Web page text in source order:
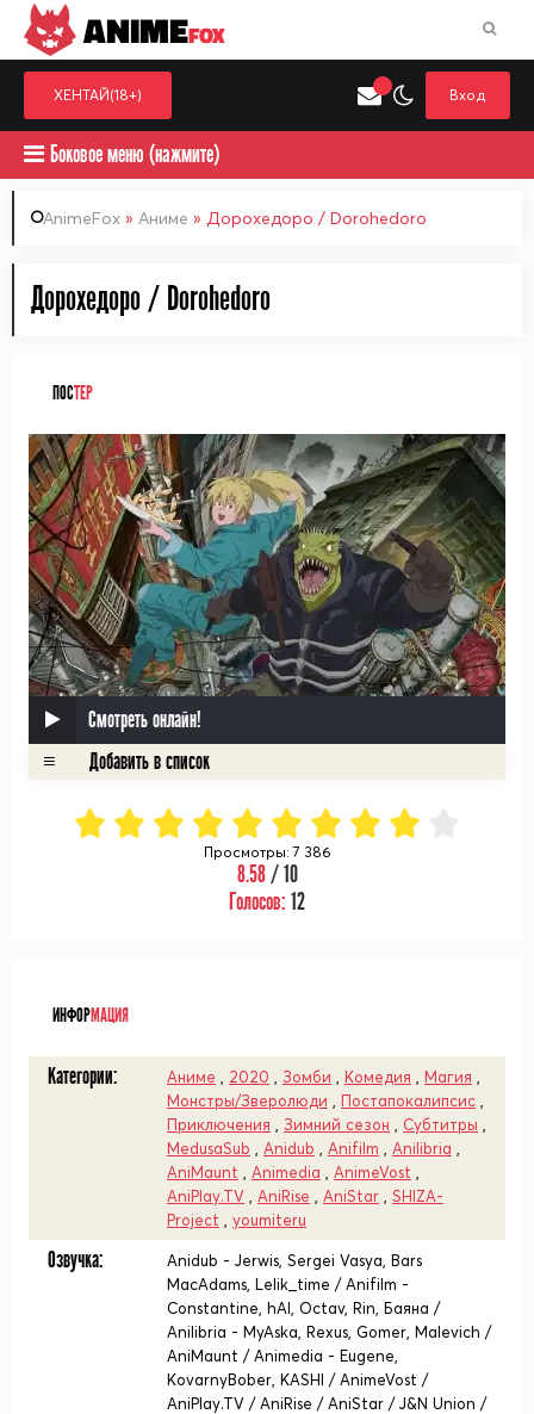
Выберите одну категорию для поиска
ANIMEFOX
ХЕНТАЙ(18+) Вход
Боковое меню (нажмите)
AnimeFox » Аниме » Дорохедоро / Dorohedoro
Дорохедоро / Dorohedoro
ПОСТЕР
Смотреть онлайн!
Просмотры: 7 386
8.58/ 10
Голосов: 12
ИНФОРМАЦИЯ
Категории: Аниме 2020 Зомби Комедия Магия
Монстры/Зверолюди
Постапокалипсис
Приключения
Зимний сезон Субтитры
MedusaSub
Anidub Anifilm Anilibria
AniMaunt
Animedia AnimeVost
AniPlay.TV
AniRise AniStar
SHIZA-
Project
youmiteru
Озвучка:
Anidub - Jerwis, Sergei Vasya, Bars
MacAdams, Lelik_time / Anifilm -
Constantine, hAl, Octav, Rin, Баяна /
Anilibria - MyAska, Rexus, Gomer, Malevich /
AniMaunt / Animedia - Eugene,
KovarnyBober, KASHI / AnimeVost /
AniPlay.TV / AniRise / AniStar / J&N Union /